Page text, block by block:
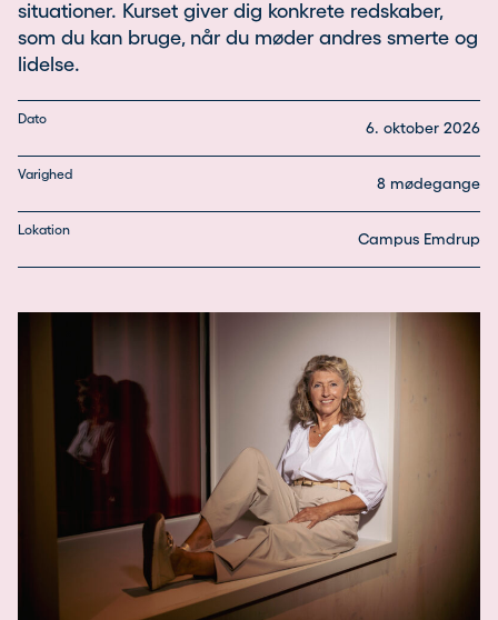
situationer. Kurset giver dig konkrete redskaber,
som du kan bruge, når du møder andres smerte og
lidelse.
Dato
6. oktober 2026
Varighed
8 mødegange
Lokation
Campus Emdrup